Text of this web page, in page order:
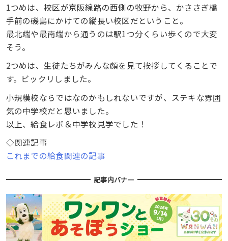
1つめは、校区が京阪線路の西側の牧野から、かささぎ橋
手前の磯島にかけての縦長い校区だということ。
最北端や最南端から通うのは駅1つ分くらい歩くので大変
そう。
2つめは、生徒たちがみんな顔を見て挨拶してくることで
す。ビックリしました。
小規模校ならではなのかもしれないですが、ステキな雰囲
気の中学校だと思いました。
以上、給食レポ＆中学校見学でした！
◇関連記事
これまでの給食関連の記事
記事内バナー